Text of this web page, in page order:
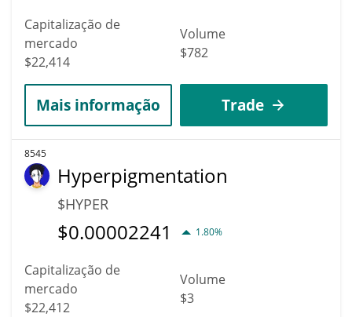
Capitalização de
mercado
$22,414
Volume
$782
Mais informação Trade
8545
Hyperpigmentation
$HYPER
$0.00002241 1.80%
Capitalização de
mercado
$22,412
Volume
$3